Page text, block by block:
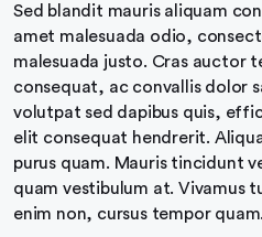
Sed blandit mauris aliquam
amet malesuada odio,
malesuada justo. Cras auctor
consequat, ac convallis dolor
volutpat sed dapibus quis,
elit consequat hendrerit.
purus quam. Mauris tincidunt
quam vestibulum at. Vivamus
enim non, cursus tempor quam.